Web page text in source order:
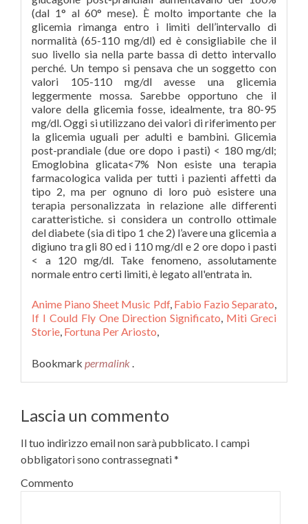
(dal 1° al 60° mese). È molto importante che la
glicemia rimanga entro i limiti dell’intervallo di
normalità (65-110 mg/dl) ed è consigliabile che il
suo livello sia nella parte bassa di detto intervallo
perché. Un tempo si pensava che un soggetto con
valori 105-110 mg/dl avesse una glicemia
leggermente mossa. Sarebbe opportuno che il
valore della glicemia fosse, idealmente, tra 80-95
mg/dl. Oggi si utilizzano dei valori di riferimento per
la glicemia uguali per adulti e bambini. Glicemia
post-prandiale (due ore dopo i pasti) < 180 mg/dl;
Emoglobina glicata<7% Non esiste una terapia
farmacologica valida per tutti i pazienti affetti da
tipo 2, ma per ognuno di loro può esistere una
terapia personalizzata in relazione alle differenti
caratteristiche. si considera un controllo ottimale
del diabete (sia di tipo 1 che 2) l’avere una glicemia a
digiuno tra gli 80 ed i 110 mg/dl e 2 ore dopo i pasti
< a 120 mg/dl. Take fenomeno, assolutamente
normale entro certi limiti, è legato all'entrata in.
Anime Piano Sheet Music Pdf, Fabio Fazio Separato,
If I Could Fly One Direction Significato, Miti Greci
Storie, Fortuna Per Ariosto,
Bookmark permalink .
Lascia un commento
Il tuo indirizzo email non sarà pubblicato. I campi
obbligatori sono contrassegnati*
Commento